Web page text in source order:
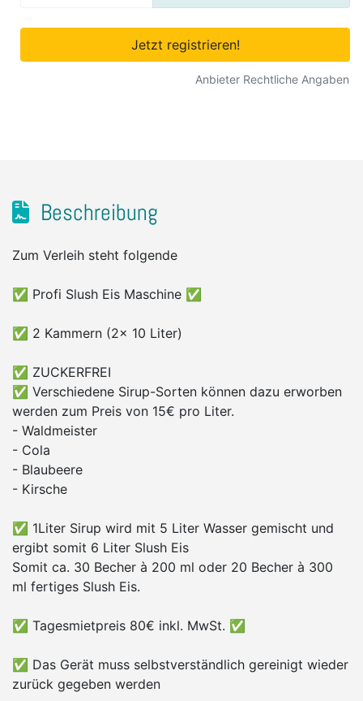
Jetzt registrieren!
Anbieter Rechtliche Angaben
Beschreibung
Zum Verleih steht folgende
✅ Profi Slush Eis Maschine ✅
✅ 2 Kammern (2x 10 Liter)
✅ ZUCKERFREI
✅ Verschiedene Sirup-Sorten können dazu erworben
werden zum Preis von 15€ pro Liter.
- Waldmeister
- Cola
- Blaubeere
- Kirsche
✅ 1Liter Sirup wird mit 5 Liter Wasser gemischt und
ergibt somit 6 Liter Slush Eis
Somit ca. 30 Becher à 200 ml oder 20 Becher à 300
ml fertiges Slush Eis.
✅ Tagesmietpreis 80€ inkl. MwSt. ✅
✅ Das Gerät muss selbstverständlich gereinigt wieder
zurück gegeben werden